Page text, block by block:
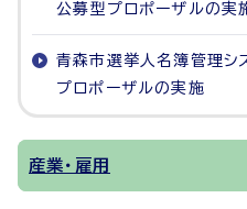
公募型プロポーザルの実
青森市選挙人名簿管理シ
プロポーザルの実施
産業・雇用